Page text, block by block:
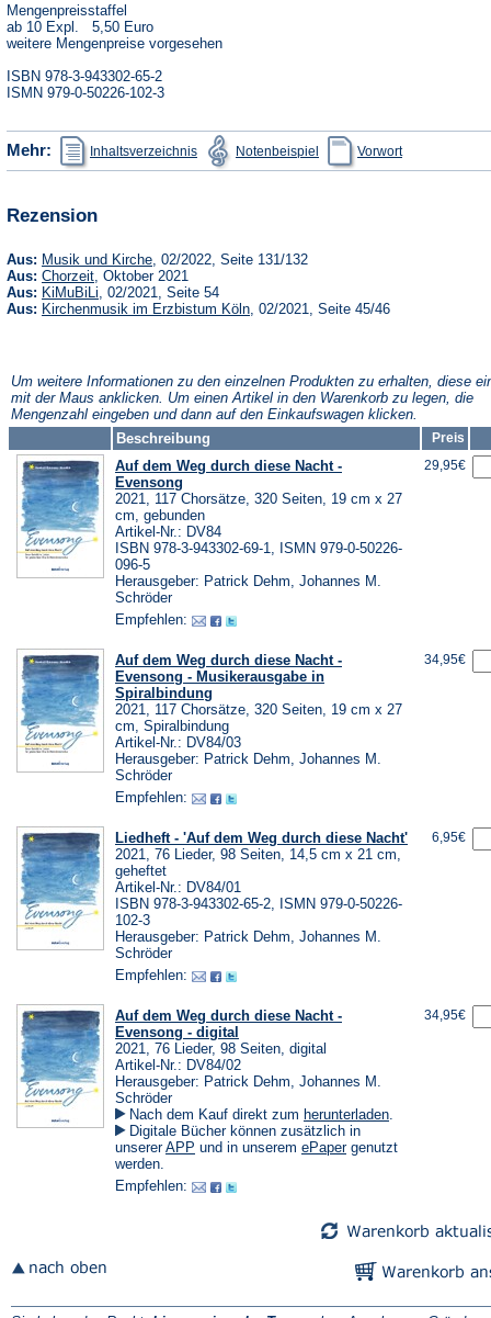
Mengenpreisstaffel
ab 10 Expl. 5,50 Euro
weitere Mengenpreise vorgesehen
ISBN 978-3-943302-65-2
ISMN 979-0-50226-102-3
Mehr: Inhaltsverzeichnis
(Öffnet
in
einem
Notenbeispiel
(Öffnet
in
einem
Vorwortin
einem
Rezension
Aus: Musik und Kirche(Öffnet
in
einem
neuen
Tab)
, 02/2022, Seite 131/132
Aus: Chorzeit(Öffnet
in
einem
neuen
, Oktober 2021
Aus: KiMuBiLi (Öffnet
in
, 02/2021, Seite 54
Aus: Kirchenmusik im Erzbistum Köln(Öffnet
, 02/2021, Seite 45/46
Um weitere Informationen zu den einzelnen Produkten zu erhalten, diese
mit der Maus anklicken. Um einen Artikel in den Warenkorb zu legen, die
Mengenzahl eingeben und dann auf den Einkaufswagen klicken.
Beschreibung
Preis
Auf dem Weg durch diese Nacht -
Evensong
2021, 117 Chorsätze, 320 Seiten, 19 cm x 27
cm, gebunden
Artikel-Nr.: DV84
ISBN 978-3-943302-69-1, ISMN 979-0-50226-
096-5
Herausgeber: Patrick Dehm, Johannes M.
Schröder
Empfehlen:
29,95€
Auf dem Weg durch diese Nacht -
Evensong - Musikerausgabe in
Spiralbindung
2021, 117 Chorsätze, 320 Seiten, 19 cm x 27
cm, Spiralbindung
Artikel-Nr.: DV84/03
Herausgeber: Patrick Dehm, Johannes M.
Schröder
Empfehlen:
34,95€
Liedheft - 'Auf dem Weg durch diese Nacht'
2021, 76 Lieder, 98 Seiten, 14,5 cm x 21 cm,
geheftet
Artikel-Nr.: DV84/01
ISBN 978-3-943302-65-2, ISMN 979-0-50226-
102-3
Herausgeber: Patrick Dehm, Johannes M.
Schröder
Empfehlen:
6,95€
Auf dem Weg durch diese Nacht -
Evensong - digital
2021, 76 Lieder, 98 Seiten, digital
Artikel-Nr.: DV84/02
Herausgeber: Patrick Dehm, Johannes M.
Schröder
Nach dem Kauf direkt zum herunterladen(Öffnet
einem
.
Digitale Bücher können zusätzlich in
unsererAPP (Öffnet
neuen
und in unserem ePaper(Öffnet
genutzt
werden.
Empfehlen:
34,95€